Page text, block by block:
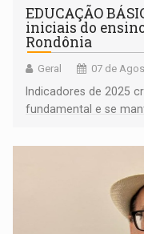
EDUCAÇÃO
iniciais do
Rondônia
Geral 07 de
Indicadores de 2025
fundamental e se